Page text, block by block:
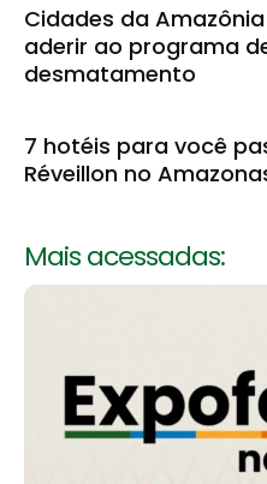
Cidades da
aderir ao programa
desmatamento
7 hotéis para você
Réveillon no
Mais acessadas: